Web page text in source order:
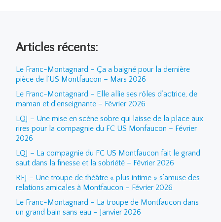
Articles récents:
Le Franc-Montagnard – Ça a baigné pour la dernière
pièce de l’US Montfaucon – Mars 2026
Le Franc-Montagnard – Elle allie ses rôles d’actrice, de
maman et d’enseignante – Février 2026
LQJ – Une mise en scène sobre qui laisse de la place aux
rires pour la compagnie du FC US Monfaucon – Février
2026
LQJ – La compagnie du FC US Montfaucon fait le grand
saut dans la finesse et la sobriété – Février 2026
RFJ – Une troupe de théâtre « plus intime » s’amuse des
relations amicales à Montfaucon – Février 2026
Le Franc-Montagnard – La troupe de Montfaucon dans
un grand bain sans eau – Janvier 2026